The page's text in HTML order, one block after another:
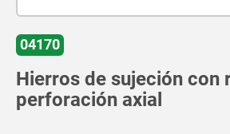
04170
Hierros de sujeción con
perforación axial